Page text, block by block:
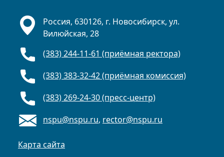
Россия, 630126, г. Новосибирск, ул.
Вилюйская, 28
(383) 244-11-61 (приёмная ректора)
(383) 383-32-42 (приёмная комиссия)
(383) 269-24-30 (пресс-центр)
nspu@nspu.ru, rector@nspu.ru
Карта сайта